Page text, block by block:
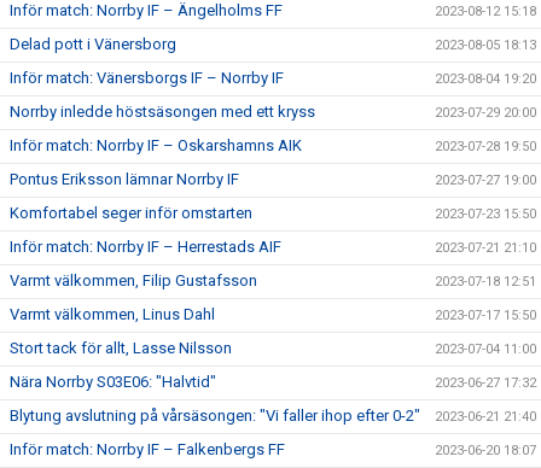
Inför match: Norrby IF – Ängelholms FF 2023-08-12 15:18
Delad pott i Vänersborg 2023-08-05 18:13
Inför match: Vänersborgs IF – Norrby IF 2023-08-04 19:20
Norrby inledde höstsäsongen med ett kryss 2023-07-29 20:00
Inför match: Norrby IF – Oskarshamns AIK 2023-07-28 19:50
Pontus Eriksson lämnar Norrby IF 2023-07-27 19:00
Komfortabel seger inför omstarten 2023-07-23 15:50
Inför match: Norrby IF – Herrestads AIF 2023-07-21 21:10
Varmt välkommen, Filip Gustafsson 2023-07-18 12:51
Varmt välkommen, Linus Dahl 2023-07-17 15:50
Stort tack för allt, Lasse Nilsson 2023-07-04 11:00
Nära Norrby S03E06: "Halvtid" 2023-06-27 17:32
Blytung avslutning på vårsäsongen: "Vi faller ihop efter 0-2" 2023-06-21 21:40
Inför match: Norrby IF – Falkenbergs FF 2023-06-20 18:07